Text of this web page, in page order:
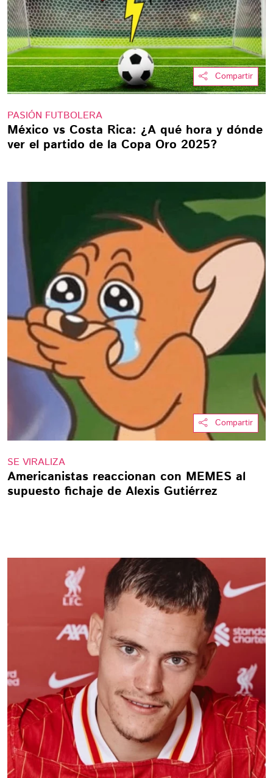
Compartir
PASIÓN FUTBOLERA
México vs Costa Rica: ¿A qué hora y dónde
ver el partido de la Copa Oro 2025?
Compartir
SE VIRALIZA
Americanistas reaccionan con MEMES al
supuesto fichaje de Alexis Gutiérrez